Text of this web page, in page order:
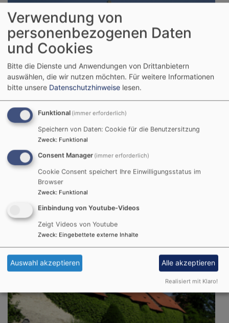
So, 6.9. 9:30 Uhr
Kirchweih-Gottesdienst
Gochsheim
Verwendung von
personenbezogenen Daten
und Cookies
Bitte die Dienste und Anwendungen von Drittanbietern
auswählen, die wir nutzen möchten. Für weitere Informationen
bitte unsere Datenschutzhinweise lesen.
Funktional (immer erforderlich)
Speichern von Daten: Cookie für die Benutzersitzung
Zweck: Funktional
Consent Manager (immer erforderlich)
Cookie Consent speichert Ihre Einwilligungsstatus im
Browser
Zweck: Funktional
Einbindung von Youtube-Videos
Zeigt Videos von Youtube
Zweck: Eingebettete externe Inhalte
Auswahl akzeptieren Alle akzeptieren
Realisiert mit Klaro!